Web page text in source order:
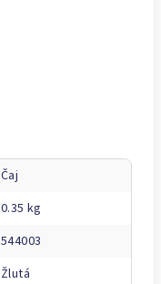
Čaj
0.35 kg
544003
Žlutá